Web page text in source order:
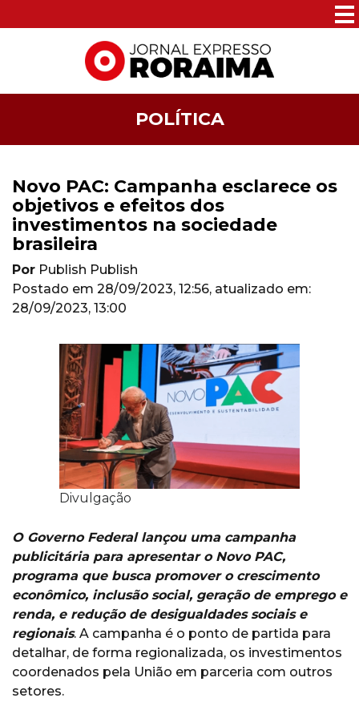
POLÍTICA
Novo PAC: Campanha esclarece os
objetivos e efeitos dos
investimentos na sociedade
brasileira
Por Publish Publish
Postado em 28/09/2023, 12:56, atualizado em:
28/09/2023, 13:00
Divulgação
O Governo Federal lançou uma campanha
publicitária para apresentar o Novo PAC,
programa que busca promover o crescimento
econômico, inclusão social, geração de emprego e
renda, e redução de desigualdades sociais e
regionais. A campanha é o ponto de partida para
detalhar, de forma regionalizada, os investimentos
coordenados pela União em parceria com outros
setores.